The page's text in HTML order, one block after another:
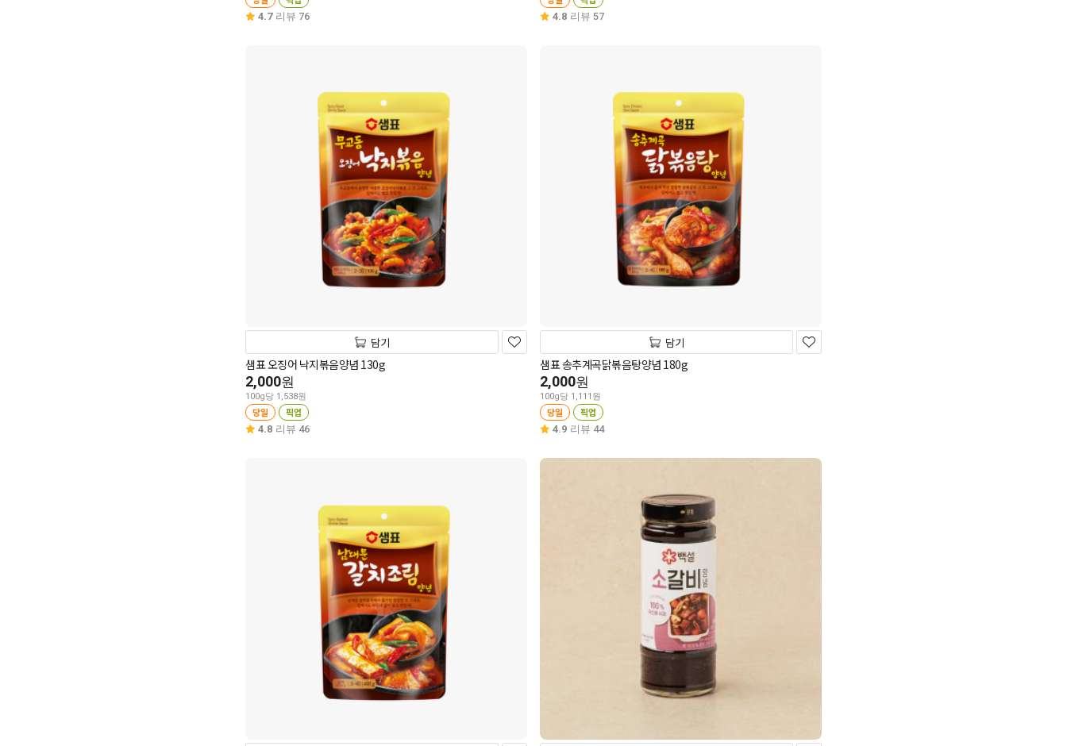
4.7 리뷰 76 4.8 리뷰 57
담기
샘표 오징어 낙지볶음양념 130g
2,000원
100g당 1,538원
당일 픽업
4.8 리뷰 46
담기
샘표 송추계곡닭볶음탕양념 180g
2,000원
100g당 1,111원
당일 픽업
4.9 리뷰 44